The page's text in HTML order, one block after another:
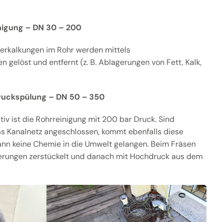
– DN 30 – 200
im Rohr werden mittels
gelöst und entfernt (z. B. Ablagerungen von Fett, Kalk,
– DN 50 – 350
ist die Rohrreinigung mit 200 bar Druck. Sind
Kanalnetz angeschlossen, kommt ebenfalls diese
keine Chemie in die Umwelt gelangen. Beim Fräsen
zerstückelt und danach mit Hochdruck aus dem